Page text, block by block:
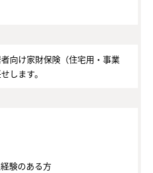
向け家財保険（住宅用・事業
します。
験のある方